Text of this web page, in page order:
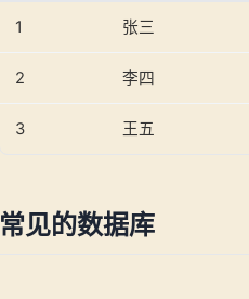
1 张三
2 李四
3 王五
常见的数据库